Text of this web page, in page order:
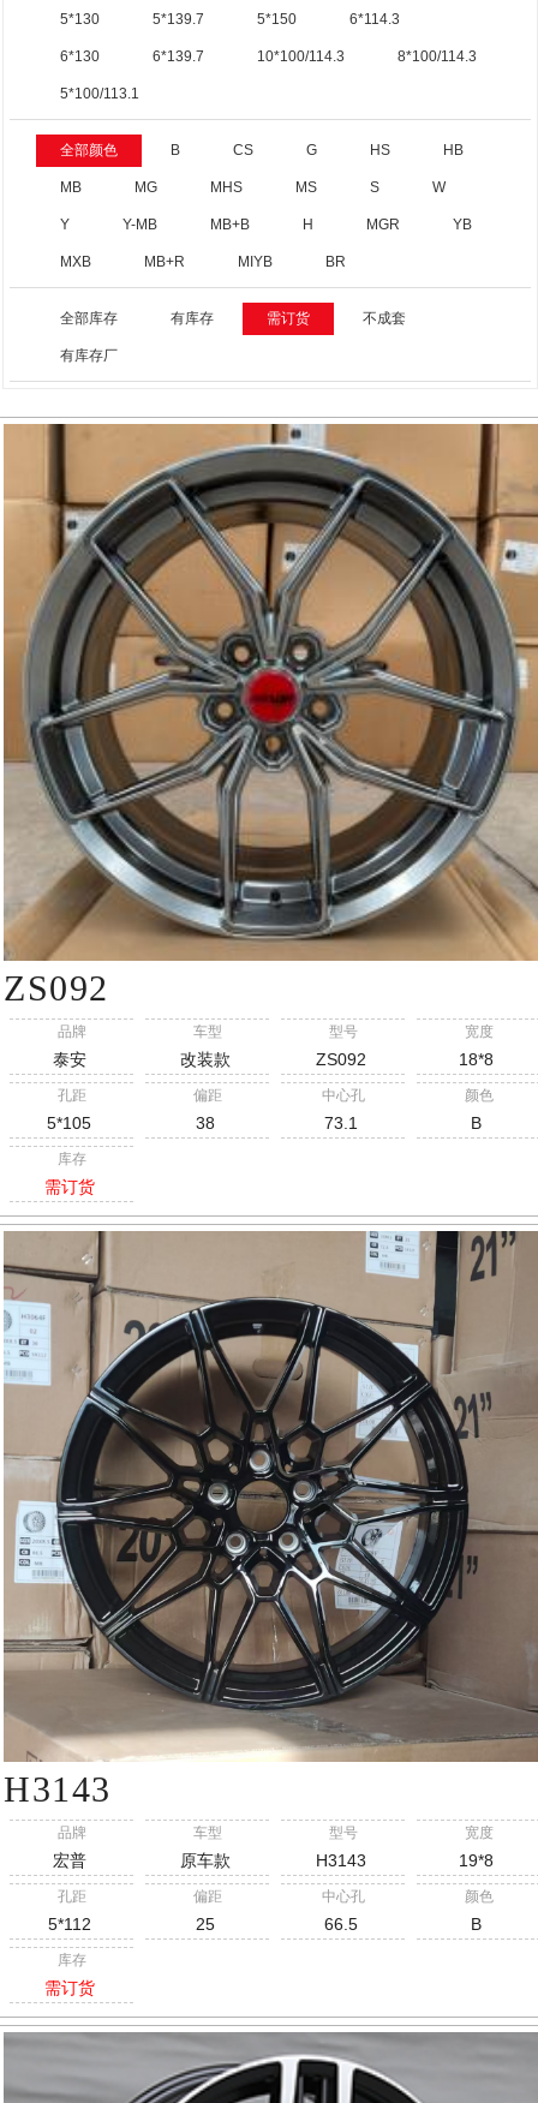
5*130 5*139.7 5*150 6*114.3
6*130 6*139.7 10*100/114.3 8*100/114.3
5*100/113.1
全部颜色 B CS G HS HB
MB MG MHS MS S W
Y Y-MB MB+B H MGR YB
MXB MB+R MIYB BR
全部库存 有库存 需订货 不成套
有库存厂
ZS092
品牌
泰安
车型
改装款
型号
ZS092
宽度
18*8
孔距
5*105
偏距
38
中心孔
73.1
颜色
B
库存
需订货
H3143
品牌
宏普
车型
原车款
型号
H3143
宽度
19*8
孔距
5*112
偏距
25
中心孔
66.5
颜色
B
库存
需订货